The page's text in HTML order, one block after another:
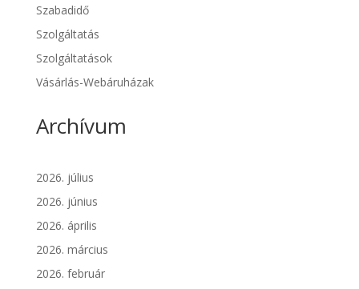
Szabadidő
Szolgáltatás
Szolgáltatások
Vásárlás-Webáruházak
Archívum
2026. július
2026. június
2026. április
2026. március
2026. február